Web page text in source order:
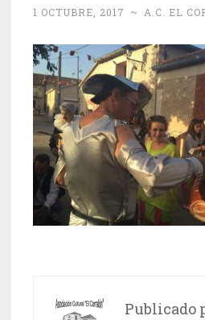
1 OCTUBRE, 2017 ~ A.C. EL
Publicado